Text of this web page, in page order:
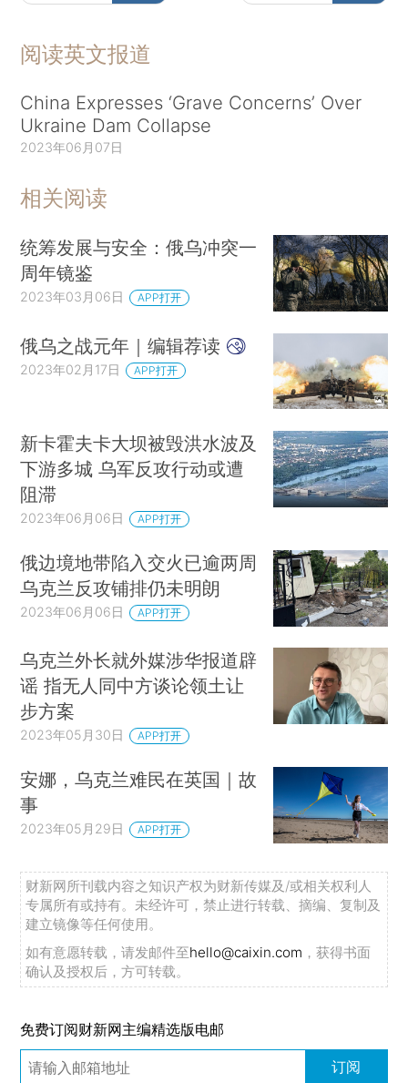
阅读英文报道
China Expresses ‘Grave Concerns’ Over
Ukraine Dam Collapse
2023年06月07日
相关阅读
统筹发展与安全：俄乌冲突一
周年镜鉴
2023年03月06日 APP打开
俄乌之战元年｜编辑荐读
2023年02月17日 APP打开
新卡霍夫卡大坝被毁洪水波及
下游多城 乌军反攻行动或遭
阻滞
2023年06月06日 APP打开
俄边境地带陷入交火已逾两周
乌克兰反攻铺排仍未明朗
2023年06月06日 APP打开
乌克兰外长就外媒涉华报道辟
谣 指无人同中方谈论领土让
步方案
2023年05月30日 APP打开
安娜，乌克兰难民在英国｜故
事
2023年05月29日 APP打开
财新网所刊载内容之知识产权为财新传媒及/或相关权利人
专属所有或持有。未经许可，禁止进行转载、摘编、复制及
建立镜像等任何使用。
如有意愿转载，请发邮件至hello@caixin.com ，获得书面
确认及授权后，方可转载。
免费订阅财新网主编精选版电邮
订阅